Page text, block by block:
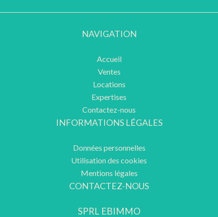
NAVIGATION
Accueil
Ventes
Locations
Expertises
Contactez-nous
INFORMATIONS LÉGALES
Données personnelles
Utilisation des cookies
Mentions légales
CONTACTEZ-NOUS
SPRL EBIMMO